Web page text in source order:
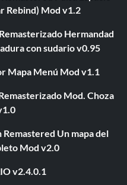
Rebind) Mod v1.2
Hermandad
con sudario v0.95
Mapa Menú Mod v1.1
Mod. Choza
Un mapa del
Mod v2.0
v2.4.0.1